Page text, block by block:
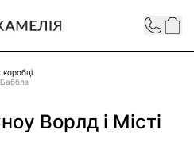
Contact
Ворлд і Місті